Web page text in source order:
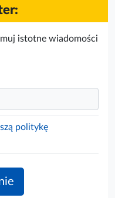
istotne wiadomości
politykę